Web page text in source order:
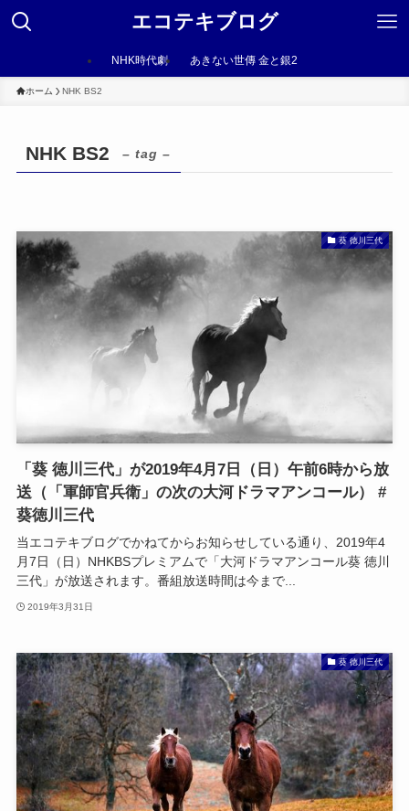
エコテキブログ
NHK時代劇 あきない世傳 金と銀2
ホーム NHK BS2
NHK BS2 – tag –
葵 徳川三代
「葵 徳川三代」が2019年4月7日（日）午前6時から放
送（「軍師官兵衛」の次の大河ドラマアンコール） #
葵徳川三代
当エコテキブログでかねてからお知らせしている通り、2019年4
月7日（日）NHKBSプレミアムで「大河ドラマアンコール葵 徳川
三代」が放送されます。番組放送時間は今まで...
2019年3月31日
葵 徳川三代